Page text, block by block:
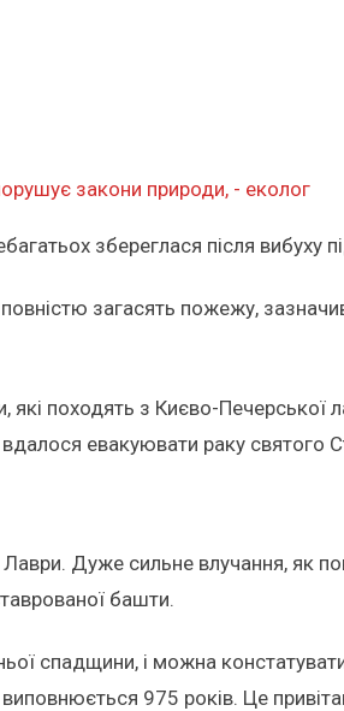
закони природи, - еколог
збереглася після вибуху
загасять пожежу,
які походять з Києво-
вдалося евакуювати раку святого
Лаври. Дуже сильне влучання, як
башти.
спадщини, і можна
975 років. Це